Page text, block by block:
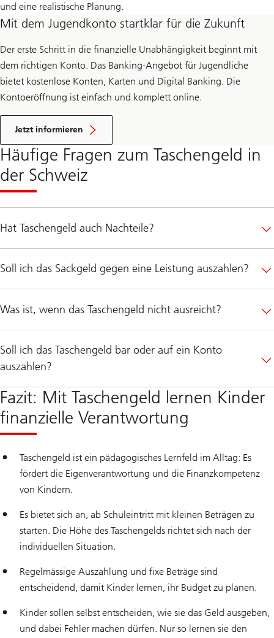
und eine realistische Planung.
Mit dem Jugendkonto startklar für die Zukunft
Der erste Schritt in die finanzielle Unabhängigkeit beginnt mit
dem richtigen Konto. Das Banking-Angebot für Jugendliche
bietet kostenlose Konten, Karten und Digital Banking. Die
Kontoeröffnung ist einfach und komplett online.
Jetzt informieren
ü
b
r
d
s
J
g
n
k
n
Häufige Fragen zum Taschengeld in
der Schweiz
Hat Taschengeld auch Nachteile?
Soll ich das Sackgeld gegen eine Leistung auszahlen?
Was ist, wenn das Taschengeld nicht ausreicht?
Soll ich das Taschengeld bar oder auf ein Konto
auszahlen?
Fazit: Mit Taschengeld lernen Kinder
finanzielle Verantwortung
Taschengeld ist ein pädagogisches Lernfeld im Alltag: Es
fördert die Eigenverantwortung und die Finanzkompetenz
von Kindern.
Es bietet sich an, ab Schuleintritt mit kleinen Beträgen zu
starten. Die Höhe des Taschengelds richtet sich nach der
individuellen Situation.
Regelmässige Auszahlung und fixe Beträge sind
entscheidend, damit Kinder lernen, ihr Budget zu planen.
Kinder sollen selbst entscheiden, wie sie das Geld ausgeben,
und dabei Fehler machen dürfen. Nur so lernen sie den